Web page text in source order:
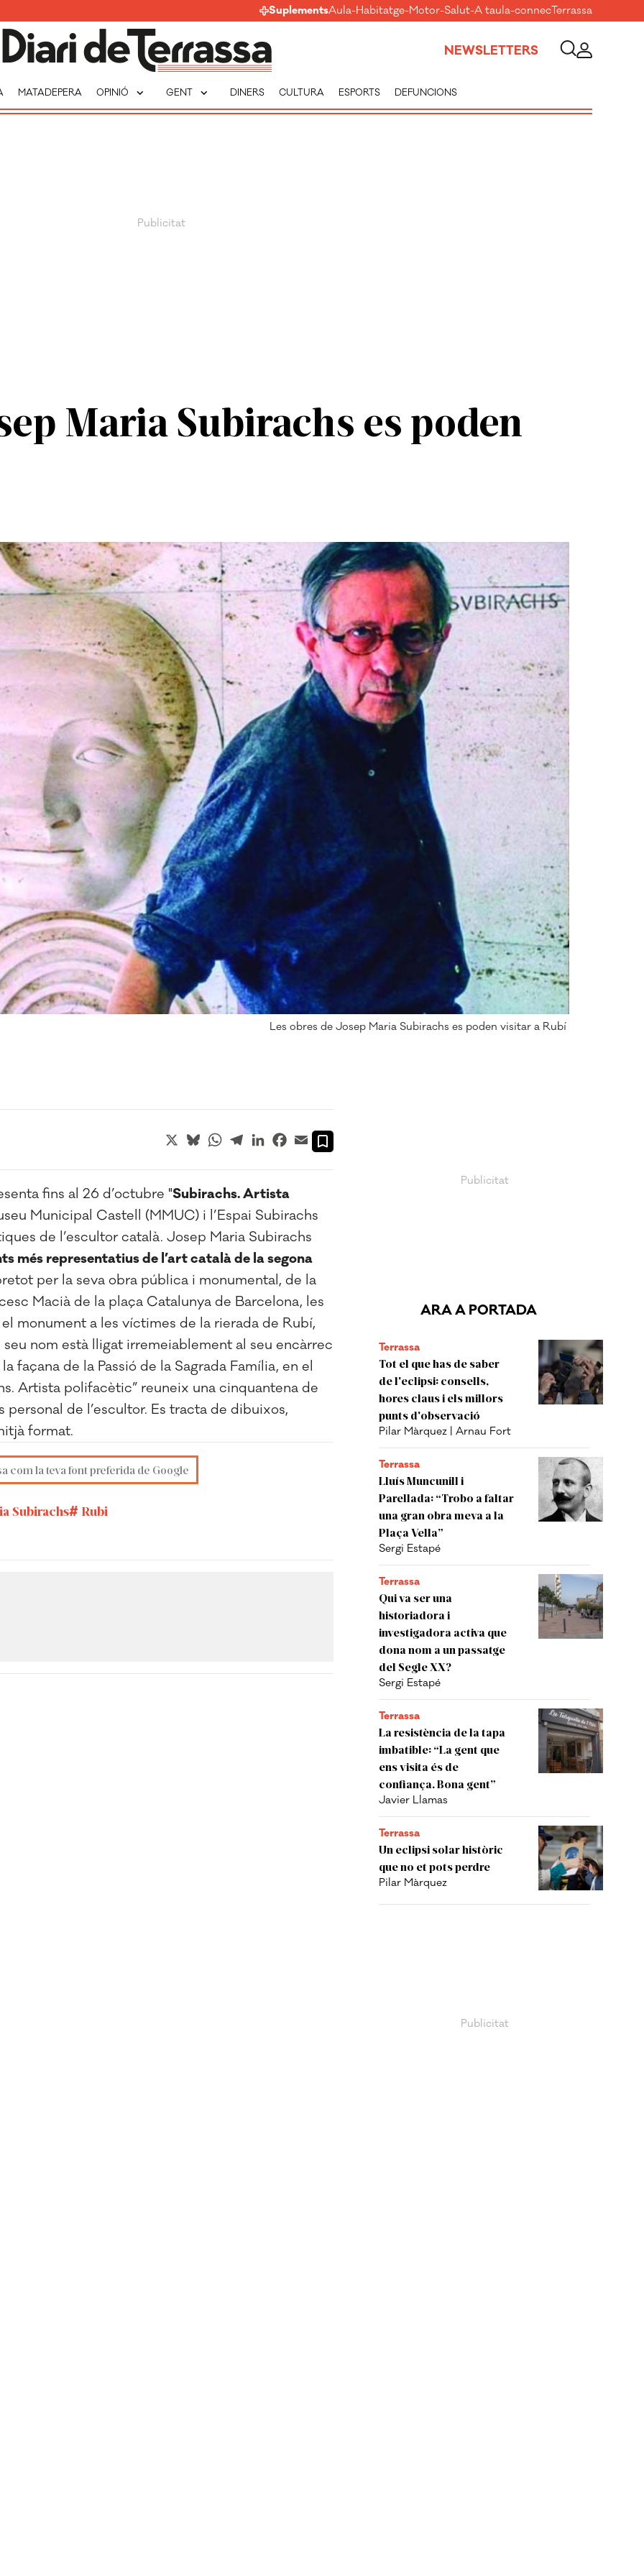
SuplementsAula-Habitatge-Motor-Salut-A taula-connecTerrassa
NEWSLETTERS
MATADEPERA OPINIÓ expand_more GENT expand_more DINERS CULTURA ESPORTS DEFUNCIONS
Maria Subirachs es poden
Les obres de Josep Maria Subirachs es poden visitar a Rubí
ARA A PORTADA
Terrassa
Tot el que has de saber
de l'eclipsi: consells,
hores claus i els millors
punts d'observació
Pilar Màrquez | Arnau Fort
Terrassa
Lluís Muncunill i
Parellada: “Trobo a faltar
una gran obra meva a la
Plaça Vella”
Sergi Estapé
Terrassa
Qui va ser una
historiadora i
investigadora activa que
dona nom a un passatge
del Segle XX?
Sergi Estapé
Terrassa
La resistència de la tapa
imbatible: “La gent que
ens visita és de
confiança. Bona gent”
Javier Llamas
Terrassa
Un eclipsi solar històric
que no et pots perdre
Pilar Màrquez
X BlueskyWhatsApp
TelegramLinkedInFacebook
Email
fins al 26 d’octubre "Subirachs. Artista
Municipal Castell (MMUC) i l’Espai Subirachs
de l’escultor català. Josep Maria Subirachs
més representatius de l’art català de la segona
per la seva obra pública i monumental, de la
Macià de la plaça Catalunya de Barcelona, les
monument a les víctimes de la rierada de Rubí,
nom està lligat irremeiablement al seu encàrrec
de la Passió de la Sagrada Família, en el
Artista polifacètic” reuneix una cinquantena de
de l’escultor. Es tracta de dibuixos,
format.
com la teva font preferida de Google
Subirachs Rubi